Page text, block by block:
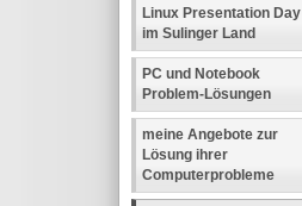
Linux Presentation Day
im Sulinger Land
PC und Notebook
Problem-Lösungen
meine Angebote zur
Lösung ihrer
Computerprobleme